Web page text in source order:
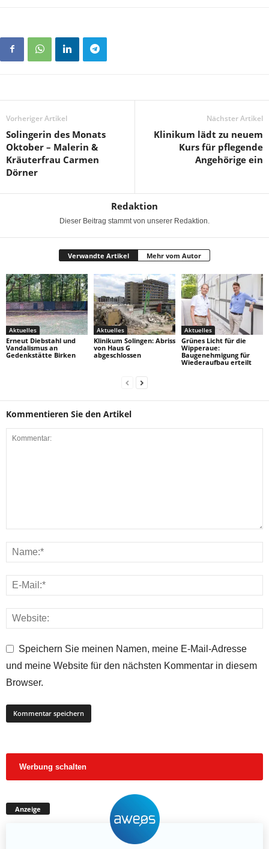
Vorheriger Artikel
Solingerin des Monats
Oktober – Malerin &
Kräuterfrau Carmen
Dörner
Nächster Artikel
Klinikum lädt zu neuem
Kurs für pflegende
Angehörige ein
Redaktion
Dieser Beitrag stammt von unserer Redaktion.
Verwandte Artikel Mehr vom Autor
Aktuelles
Erneut Diebstahl und
Vandalismus an
Gedenkstätte Birken
Aktuelles
Klinikum Solingen: Abriss
von Haus G
abgeschlossen
Aktuelles
Grünes Licht für die
Wipperaue:
Baugenehmigung für
Wiederaufbau erteilt
Kommentieren Sie den Artikel
Speichern Sie meinen Namen, meine E-Mail-Adresse
und meine Website für den nächsten Kommentar in diesem
Browser.
Werbung schalten
Anzeige